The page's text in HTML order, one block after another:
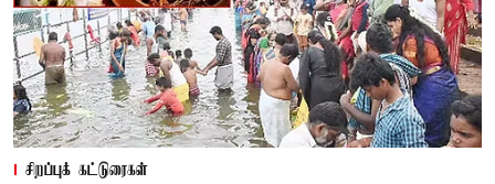
சிறப்புக் கட்டுரைகள்